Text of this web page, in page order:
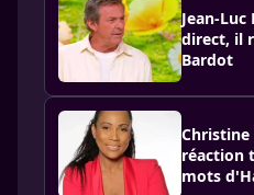
Jean-
direct, il
Bardot
Christine
réaction
mots